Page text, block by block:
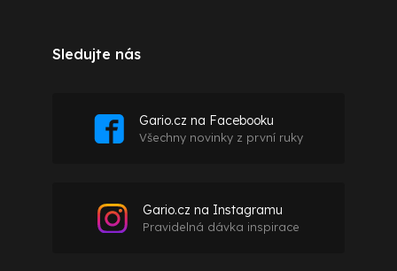
Sledujte nás
Gario.cz na Facebooku
Všechny novinky z první ruky
Gario.cz na Instagramu
Pravidelná dávka inspirace